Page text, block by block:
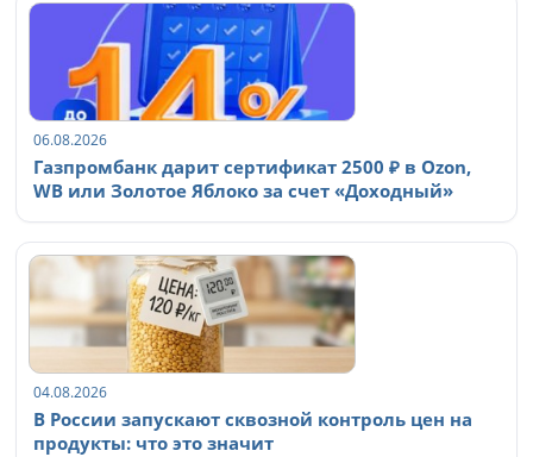
06.08.2026
Газпромбанк дарит сертификат 2500 ₽ в Ozon,
WB или Золотое Яблоко за счет «Доходный»
04.08.2026
В России запускают сквозной контроль цен на
продукты: что это значит